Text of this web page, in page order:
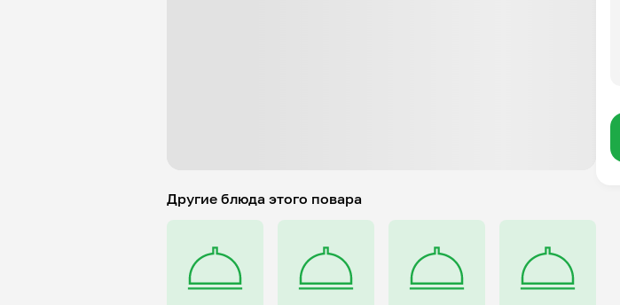
Другие блюда этого повара